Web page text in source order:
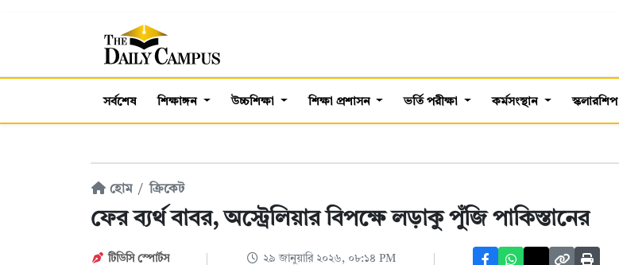
সর্বশেষ শিক্ষাঙ্গন উচ্চশিক্ষা শিক্ষা প্রশাসন ভর্তি পরীক্ষা কর্মসংস্থান স্কলারশিপ
হোম ক্রিকেট
ফের ব্যর্থ বাবর, অস্ট্রেলিয়ার বিপক্ষে লড়াকু পুঁজি পাকিস্তানের
টিডিসি স্পোর্টস ২৯ জানুয়ারি ২০২৬, ০৮:১৪ PM